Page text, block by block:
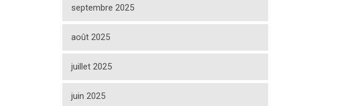
septembre 2025
août 2025
juillet 2025
juin 2025